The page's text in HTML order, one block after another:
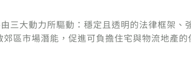
三大動力所驅動：穩定且透明的法律框架、
區市場潛能，促進可負擔住宅與物流地產的